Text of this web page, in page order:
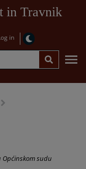
in Travnik
in
sudu